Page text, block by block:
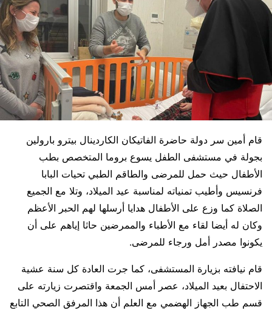
قام أمين سر دولة حاضرة الفاتيكان الكاردينال بيترو بارولين
بجولة في مستشفى الطفل يسوع بروما المتخصص بطب
الأطفال حيث حمل للمرضى والطاقم الطبي تحيات البابا
فرنسيس وأطيب تمنياته لمناسبة عيد الميلاد، وتلا مع الجميع
الصلاة كما وزع على الأطفال هدايا أرسلها لهم الحبر الأعظم
وكان له أيضا لقاء مع الأطباء والممرضين حاثا إياهم على أن
يكونوا مصدر أمل ورجاء للمرضى.
قام نيافته بزيارة المستشفى، كما جرت العادة كل سنة عشية
الاحتفال بعيد الميلاد، عصر أمس الجمعة واقتصرت زيارته على
قسم طب الجهاز الهضمي مع العلم أن هذا المرفق الصحي التابع